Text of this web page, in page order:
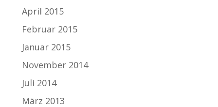
April 2015
Februar 2015
Januar 2015
November 2014
Juli 2014
März 2013